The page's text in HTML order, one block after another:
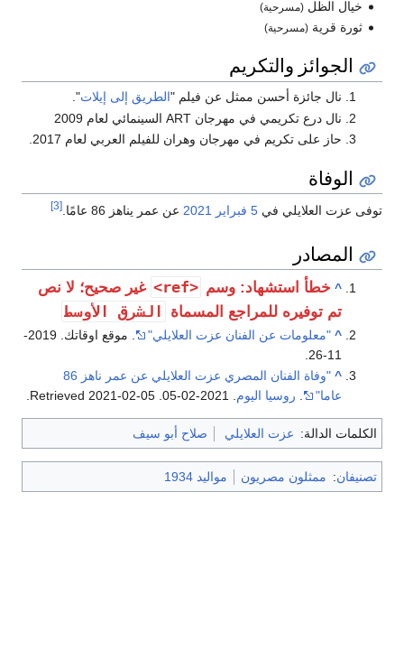
خيال الظل(مسرحية)
ثورة قرية(مسرحية)
الجوائز والتكريم
نال جائزة أحسن ممثل عن فيلم "الطريق إلى إيلات".
نال درع تكريمي في مهرجان ART السينمائي لعام 2009
حاز على تكريم في مهرجان وهران للفيلم العربي لعام 2017.
الوفاة
توفى عزت العلايلي في 5 فبراير 2021 عن عمر يناهز 86 عامًا. [3]
المصادر
^ خطأ استشهاد: وسم <ref>
غير صحيح؛ لا نص
تم توفيره للمراجع المسماة
الشرق الأوسط
^ "معلومات عن الفنان عزت العلايلي"
. موقع اوقاتك. 2019-
11-26.
^
"وفاة الفنان المصري عزت العلايلي عن عمر ناهز 86
عاما"
. روسيا اليوم. 2021-02-05
. Retrieved
2021-02-05
.
الكلمات الدالة: عزت العلايلي صلاح أبو سيف
تصنيفان: ممثلون مصريون مواليد 1934